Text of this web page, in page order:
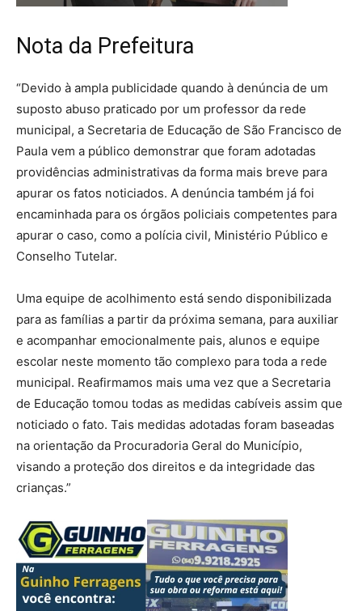
Nota da Prefeitura
“Devido à ampla publicidade quando à denúncia de um
suposto abuso praticado por um professor da rede
municipal, a Secretaria de Educação de São Francisco de
Paula vem a público demonstrar que foram adotadas
providências administrativas da forma mais breve para
apurar os fatos noticiados. A denúncia também já foi
encaminhada para os órgãos policiais competentes para
apurar o caso, como a polícia civil, Ministério Público e
Conselho Tutelar.
Uma equipe de acolhimento está sendo disponibilizada
para as famílias a partir da próxima semana, para auxiliar
e acompanhar emocionalmente pais, alunos e equipe
escolar neste momento tão complexo para toda a rede
municipal. Reafirmamos mais uma vez que a Secretaria
de Educação tomou todas as medidas cabíveis assim que
noticiado o fato. Tais medidas adotadas foram baseadas
na orientação da Procuradoria Geral do Município,
visando a proteção dos direitos e da integridade das
crianças.”